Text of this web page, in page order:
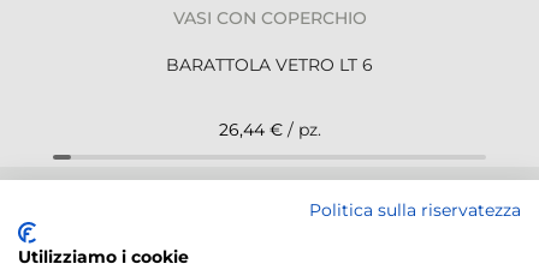
VASI CON COPERCHIO
BARATTOLA VETRO LT 6
26,44 € / pz.
NEWSLETTERPolitica sulla riservatezza
Utilizziamo i cookie